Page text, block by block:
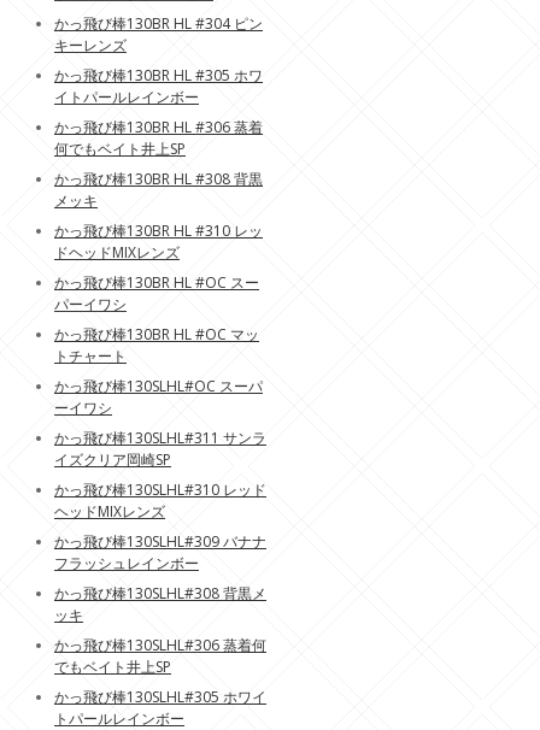
かっ飛び棒130BR HL #304 ピン
キーレンズ
かっ飛び棒130BR HL #305 ホワ
イトパールレインボー
かっ飛び棒130BR HL #306 蒸着
何でもベイト井上SP
かっ飛び棒130BR HL #308 背黒
メッキ
かっ飛び棒130BR HL #310 レッ
ドヘッドMIXレンズ
かっ飛び棒130BR HL #OC スー
パーイワシ
かっ飛び棒130BR HL #OC マッ
トチャート
かっ飛び棒130SLHL#OC スーパ
ーイワシ
かっ飛び棒130SLHL#311 サンラ
イズクリア岡崎SP
かっ飛び棒130SLHL#310 レッド
ヘッドMIXレンズ
かっ飛び棒130SLHL#309 バナナ
フラッシュレインボー
かっ飛び棒130SLHL#308 背黒メ
ッキ
かっ飛び棒130SLHL#306 蒸着何
でもベイト井上SP
かっ飛び棒130SLHL#305 ホワイ
トパールレインボー